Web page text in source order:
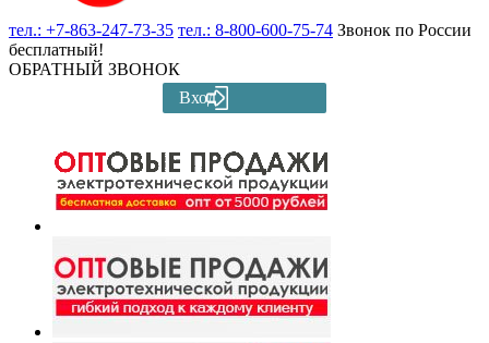
тел.: +7-863-247-73-35 тел.: 8-800-600-75-74 Звонок по России
бесплатный!
ОБРАТНЫЙ ЗВОНОК
Вход